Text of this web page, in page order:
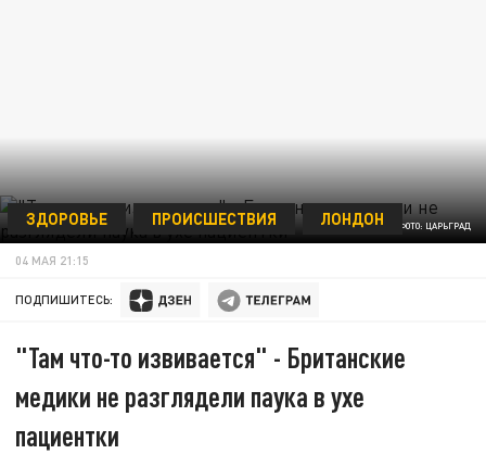
ФОТО: ЦАРЬГРАД
ЗДОРОВЬЕ ПРОИСШЕСТВИЯ ЛОНДОН
04 МАЯ 21:15
ПОДПИШИТЕСЬ:
"Там что-то извивается" - Британские
медики не разглядели паука в ухе
пациентки